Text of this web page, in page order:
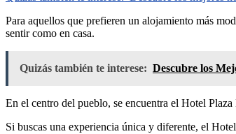
Para aquellos que prefieren un alojamiento más
sentir como en casa.
Quizás también te interese: Descubre los
En el centro del pueblo, se encuentra el Hotel
Si buscas una experiencia única y diferente, el